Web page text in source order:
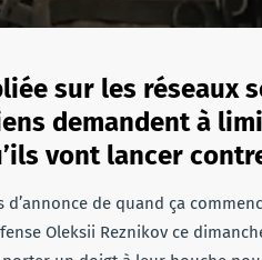
sur les réseaux
demandent à
vont lancer
de quand ça
Oleksii Reznikov ce